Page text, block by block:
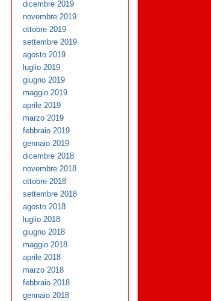
dicembre 2019
novembre 2019
ottobre 2019
settembre 2019
agosto 2019
luglio 2019
giugno 2019
maggio 2019
aprile 2019
marzo 2019
febbraio 2019
gennaio 2019
dicembre 2018
novembre 2018
ottobre 2018
settembre 2018
agosto 2018
luglio 2018
giugno 2018
maggio 2018
aprile 2018
marzo 2018
febbraio 2018
gennaio 2018